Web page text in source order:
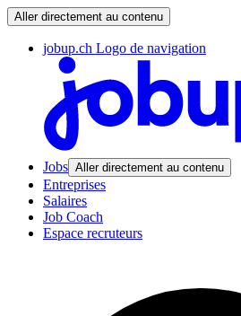
Aller directement au contenu
jobup.ch Logo de navigation
Jobs Aller directement au contenu
Entreprises
Salaires
Job Coach
Espace recruteurs